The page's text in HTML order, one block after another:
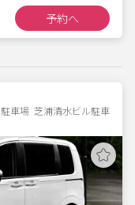
予約へ
車場  芝浦清水ビル駐車